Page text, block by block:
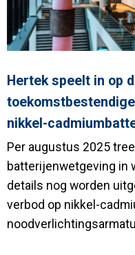
Hertek speelt in op
nikkel-
Per augustus 2025
batterijenwetgeving in
details nog worden
verbod op nikkel-